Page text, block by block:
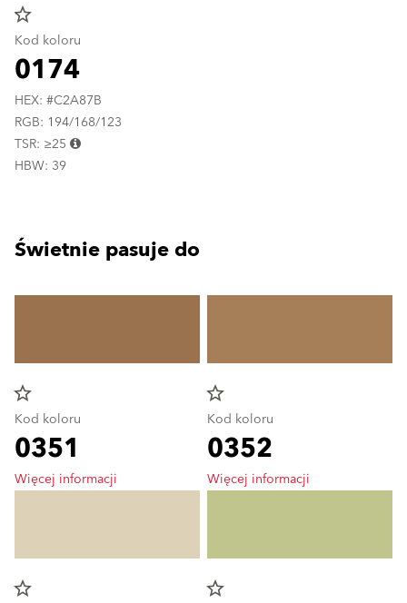
star_border
Kod koloru
0174
HEX: #C2A87B
RGB: 194/168/123
TSR: ≥25
HBW: 39
Świetnie pasuje do
star_border
Kod koloru
0351
Więcej informacji
star_border
star_border
Kod koloru
0352
Więcej informacji
star_border